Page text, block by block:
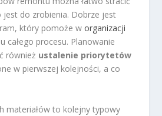
do zrobienia. Dobrze jest
który pomoże worganizacji
całego procesu. Planowanie
również ustalenie priorytetów
w pierwszej kolejności, a co
materiałów to kolejny typowy